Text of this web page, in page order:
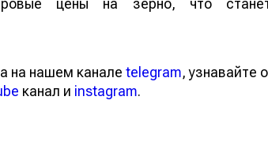
цены на зерно, что
на нашем канале telegram, узнавайте о
канал и instagram.